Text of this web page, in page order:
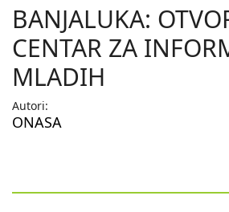
BANJALUKA:
CENTAR ZA
MLADIH
Autori:
ONASA